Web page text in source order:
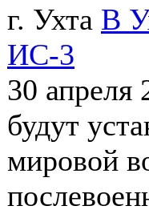
г. Ухта В
ИС-3
30 апреля
будут
мировой